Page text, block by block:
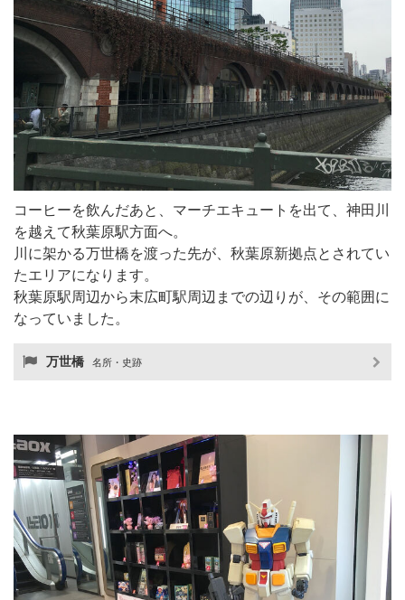
コーヒーを飲んだあと、マーチエキュートを出て、神田川
を越えて秋葉原駅方面へ。
川に架かる万世橋を渡った先が、秋葉原新拠点とされてい
たエリアになります。
秋葉原駅周辺から末広町駅周辺までの辺りが、その範囲に
なっていました。
万世橋 名所・史跡